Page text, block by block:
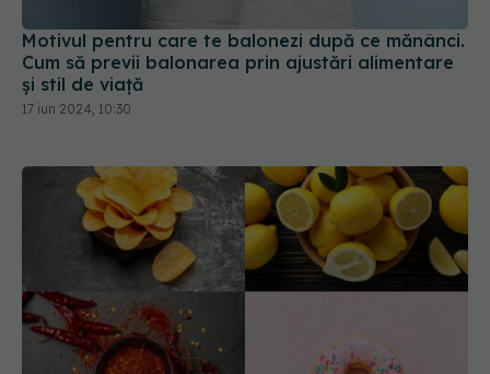
Motivul pentru care te balonezi după ce mănânci.
Cum să previi balonarea prin ajustări alimentare
și stil de viață
17 iun 2024, 10:30